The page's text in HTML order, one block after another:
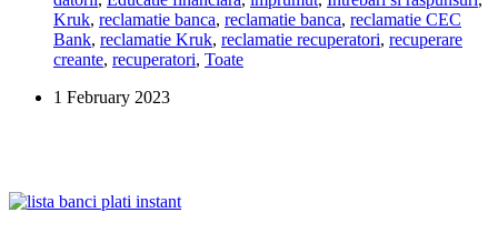
datorie
la
Kruk
asigurarea
Kruk, reclamatie banca, reclamatie banca, reclamatie CEC
Bank, reclamatie Kruk, reclamatie recuperatori, recuperare
creante, recuperatori, Toate
1 February 2023